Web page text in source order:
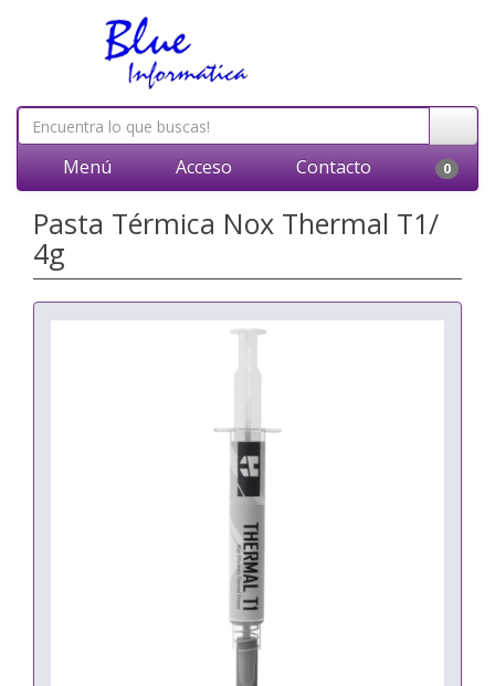
Menú Acceso Contacto 0
Pasta Térmica Nox Thermal T1/
4g